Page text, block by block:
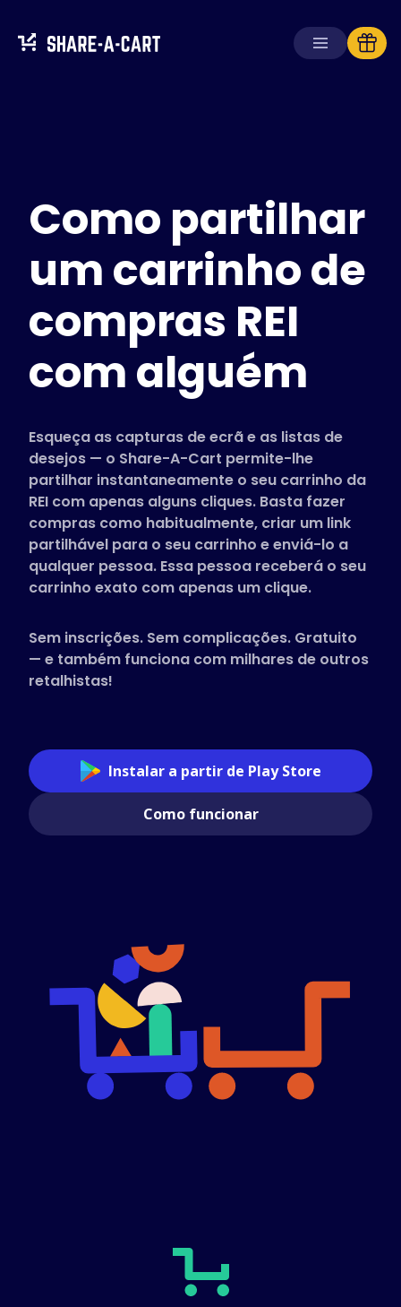
Para consumidores
Para escolas
Para empresas
ObtenhaPlus+
Iniciar sessão
Perguntas Frequentes
Guias Práticos
Português
(Portuguese)
Como partilhar
um carrinho de
compras REI
com alguém
Esqueça as capturas de ecrã e as listas de
desejos — o Share-A-Cart permite-lhe
partilhar instantaneamente o seu carrinho da
REI com apenas alguns cliques. Basta fazer
compras como habitualmente, criar um link
partilhável para o seu carrinho e enviá-lo a
qualquer pessoa. Essa pessoa receberá o seu
carrinho exato com apenas um clique.
Sem inscrições. Sem complicações. Gratuito
— e também funciona com milhares de outros
retalhistas!
Instalar a partir de Play Store
Como funcionar